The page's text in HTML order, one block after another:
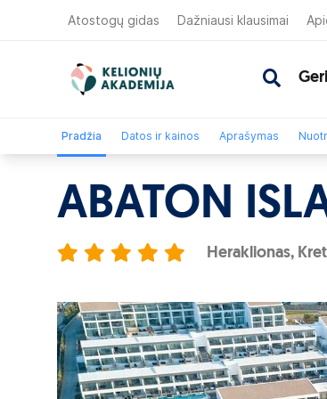
Atostogų gidas Dažniausi klausimai
Pradžia Datos ir kainos Aprašymas
ABATON
Heraklionas,